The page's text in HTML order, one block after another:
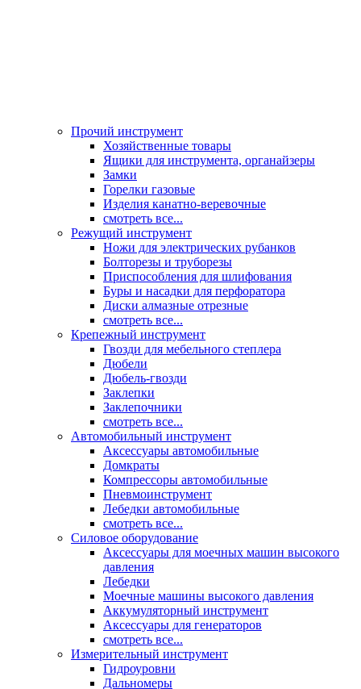
Прочий инструмент
Хозяйственные товары
Ящики для инструмента, органайзеры
Замки
Горелки газовые
Изделия канатно-веревочные
смотреть все...
Режущий инструмент
Ножи для электрических рубанков
Болторезы и труборезы
Приспособления для шлифования
Буры и насадки для перфоратора
Диски алмазные отрезные
смотреть все...
Крепежный инструмент
Гвозди для мебельного степлера
Дюбели
Дюбель-гвозди
Заклепки
Заклепочники
смотреть все...
Автомобильный инструмент
Аксессуары автомобильные
Домкраты
Компрессоры автомобильные
Пневмоинструмент
Лебедки автомобильные
смотреть все...
Силовое оборудование
Аксессуары для моечных машин высокого
давления
Лебедки
Моечные машины высокого давления
Аккумуляторный инструмент
Аксессуары для генераторов
смотреть все...
Измерительный инструмент
Гидроуровни
Дальномеры